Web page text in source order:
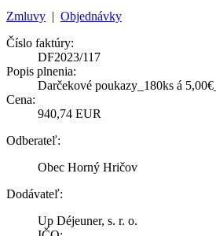
Zmluvy | Objednávky
Číslo faktúry:
DF2023/117
Popis plnenia:
Darčekové poukazy_180ks á
Cena:
940,74 EUR
Odberateľ:
Obec Horný Hričov
Dodávateľ:
Up Déjeuner, s. r. o.